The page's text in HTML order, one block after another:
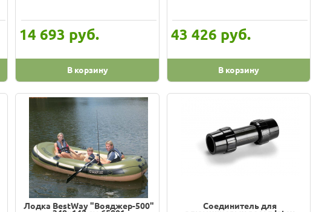
14 693 руб.
В корзину
43 426 руб.
В корзину
Лодка BestWay "Вояджер-500" Соединитель для